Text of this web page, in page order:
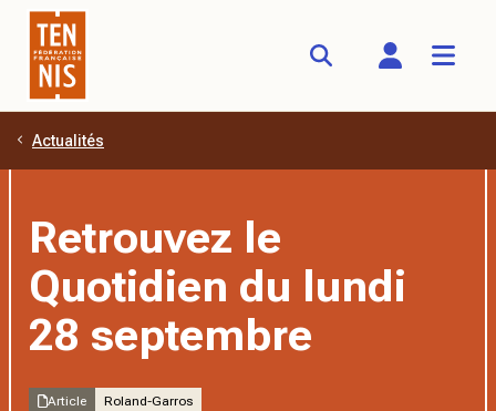
Aller au contenu principal
Actualités
Retrouvez le
Quotidien du lundi
28 septembre
Article Roland-Garros